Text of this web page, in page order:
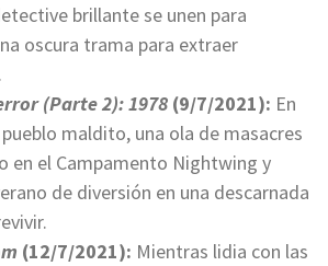
brillante se unen para
oscura trama para extraer
(Parte 2): 1978 (9/7/2021): En
maldito, una ola de masacres
en el Campamento Nightwing y
de diversión en una descarnada
(12/7/2021): Mientras lidia con las